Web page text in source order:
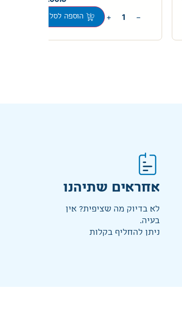
−
+ הוספה לסל
אחראים שתיהנו
לא בדיוק מה שציפית? אין
בעיה.
ניתן להחליף בקלות